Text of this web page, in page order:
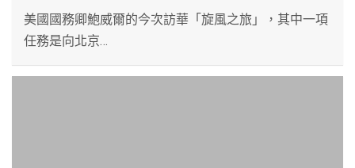
美國國務卿鮑威爾的今次訪華「旋風之旅」，其中一項
任務是向北京…